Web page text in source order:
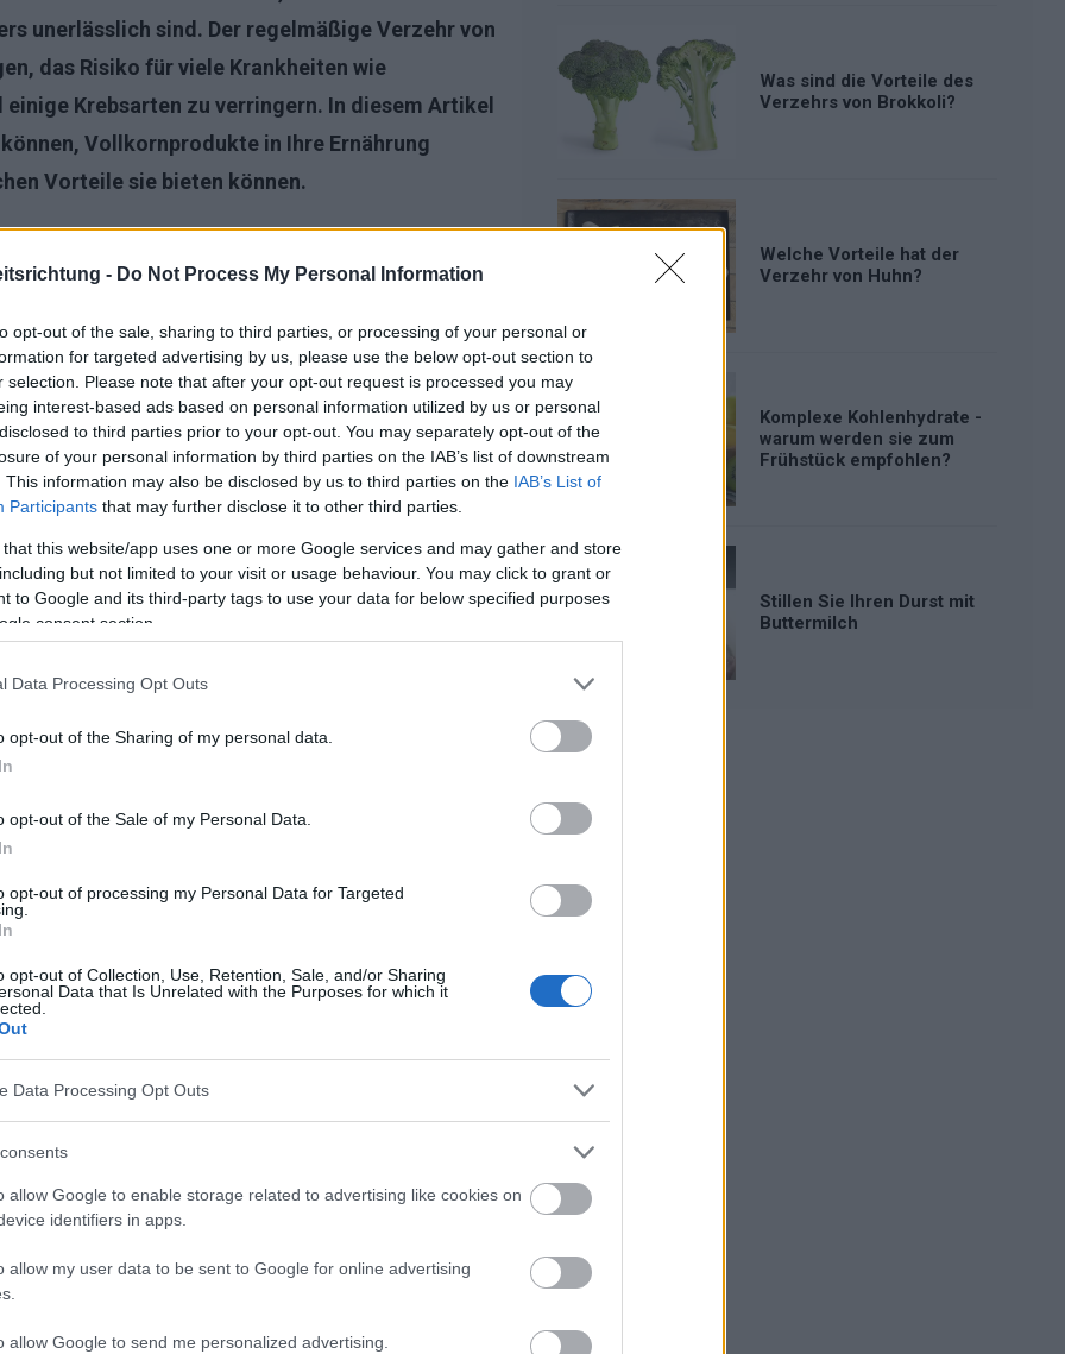
- Do Not Process My Personal Information
opt-out of the sale, sharing to third parties, or processing of your personal or
for targeted advertising by us, please use the below opt-out section to
selection. Please note that after your opt-out request is processed you may
interest-based ads based on personal information utilized by us or personal
to third parties prior to your opt-out. You may separately opt-out of the
of your personal information by third parties on the IAB’s list of downstream
This information may also be disclosed by us to third parties on the IAB’s List of
Participants that may further disclose it to other third parties.
that this website/app uses one or more Google services and may gather and store
but not limited to your visit or usage behaviour. You may click to grant or
to Google and its third-party tags to use your data for below specified purposes
consent section.
Data Processing Opt Outs
opt-out of the Sharing of my personal data.
opt-out of the Sale of my Personal Data.
opt-out of processing my Personal Data for Targeted
opt-out of Collection, Use, Retention, Sale, and/or Sharing
Data that Is Unrelated with the Purposes for which it
Data Processing Opt Outs
allow Google to enable storage related to advertising like cookies on
identifiers in apps.
allow my user data to be sent to Google for online advertising
allow Google to send me personalized advertising.
unerlässlich sind. Der regelmäßige Verzehr von
das Risiko für viele Krankheiten wie
Krebsarten zu verringern. In diesem Artikel
Vollkornprodukte in Ihre Ernährung
Vorteile sie bieten können.
beginnen?
können
Vollkornprodukten
die die Verdauung fördern, Verstopfung
zu halten. Lösliche Ballaststoffe, die in
Cholesterinspiegel im Blut senken, was dazu
zu verringern. Vollkornprodukte enthalten
Magnesium und Selen, die die Funktion des
unterstützen.
Korn enthalten, einschließlich Kleie, Keim und
Was sind die Vorteile des
Verzehrs von Brokkoli?
Welche Vorteile hat der
Verzehr von Huhn?
Komplexe Kohlenhydrate -
warum werden sie zum
Frühstück empfohlen?
Stillen Sie Ihren Durst mit
Buttermilch